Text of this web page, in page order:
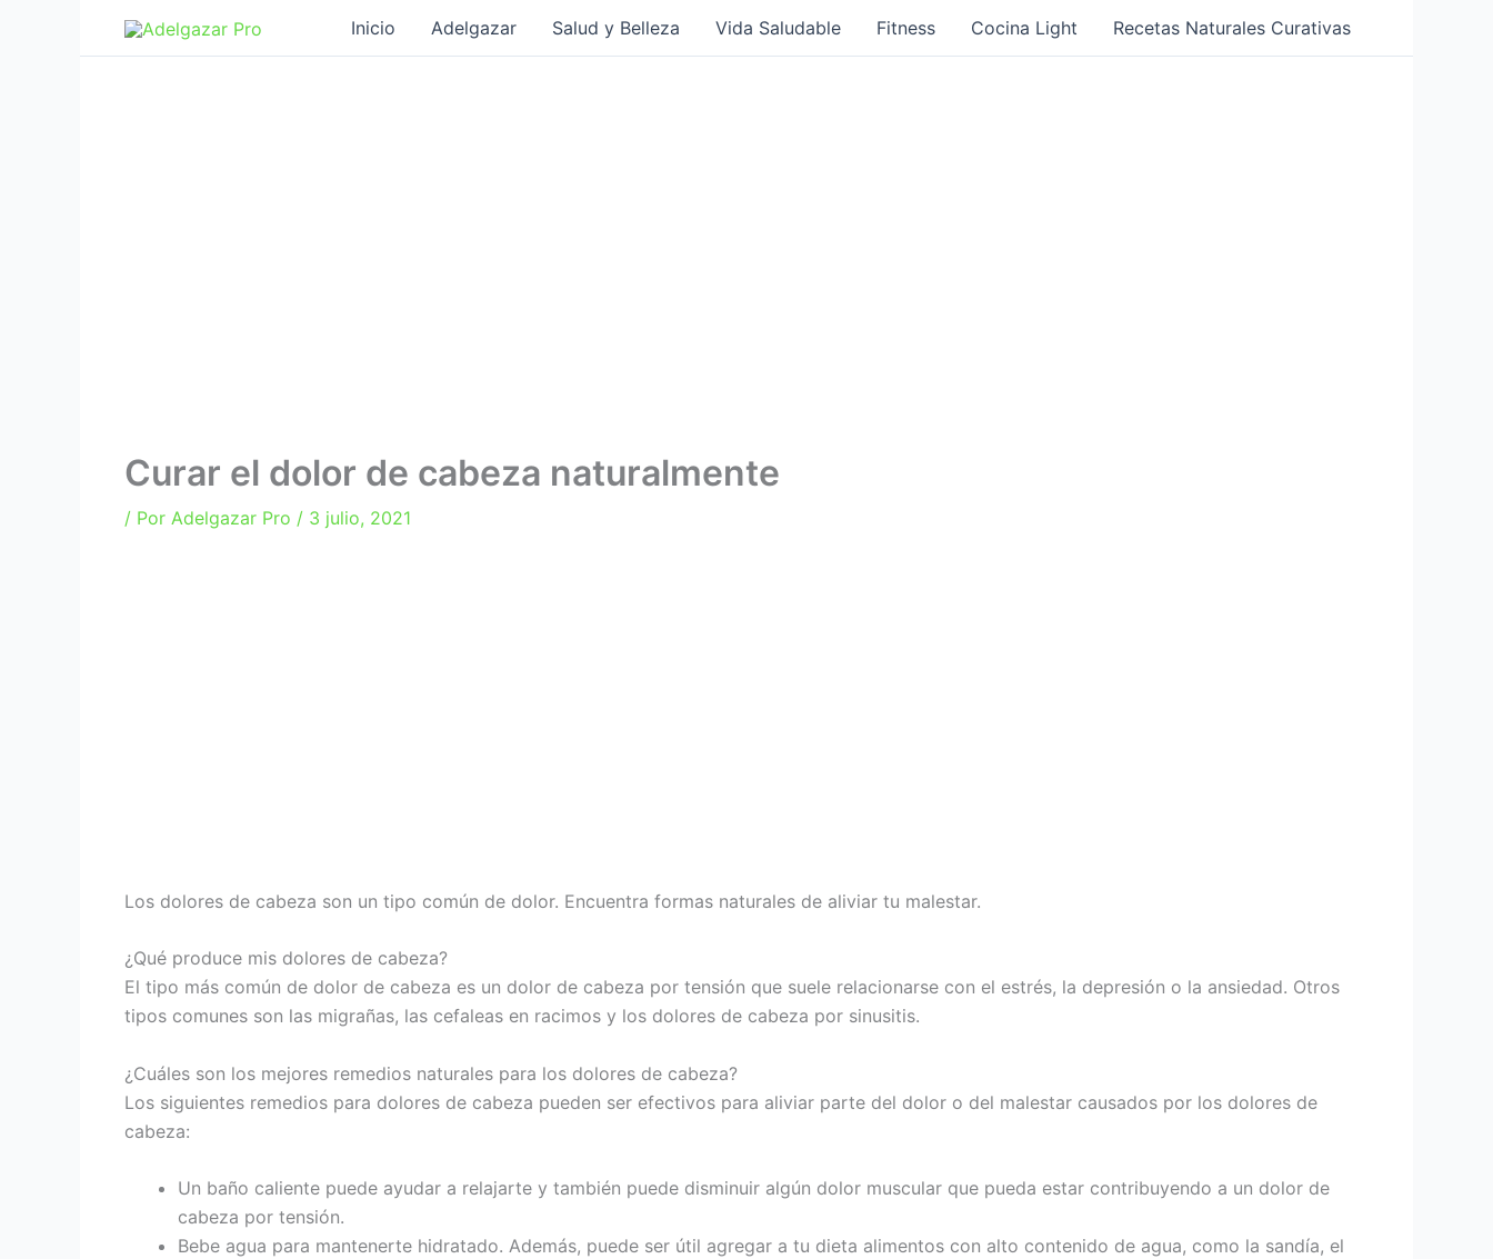
Inicio Adelgazar Salud y Belleza Vida Saludable Fitness Cocina Light Recetas Naturales Curativas
Curar el dolor de cabeza naturalmente
/ Por Adelgazar Pro / 3 julio, 2021
Los dolores de cabeza son un tipo común de dolor. Encuentra formas naturales de aliviar tu malestar.
¿Qué produce mis dolores de cabeza?
El tipo más común de dolor de cabeza es un dolor de cabeza por tensión que suele relacionarse con el estrés, la depresión o la ansiedad. Otros
tipos comunes son las migrañas, las cefaleas en racimos y los dolores de cabeza por sinusitis.
¿Cuáles son los mejores remedios naturales para los dolores de cabeza?
Los siguientes remedios para dolores de cabeza pueden ser efectivos para aliviar parte del dolor o del malestar causados por los dolores de
cabeza:
Un baño caliente puede ayudar a relajarte y también puede disminuir algún dolor muscular que pueda estar contribuyendo a un dolor de
cabeza por tensión.
Bebe agua para mantenerte hidratado. Además, puede ser útil agregar a tu dieta alimentos con alto contenido de agua, como la sandía, el